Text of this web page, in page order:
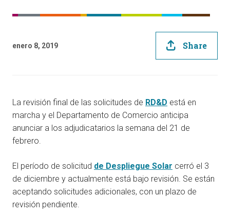
enero 8, 2019 Share
La revisión final de las solicitudes de RD&D está en
marcha y el Departamento de Comercio anticipa
anunciar a los adjudicatarios la semana del 21 de
febrero.
El período de solicitud de Despliegue Solar cerró el 3
de diciembre y actualmente está bajo revisión. Se están
aceptando solicitudes adicionales, con un plazo de
revisión pendiente.